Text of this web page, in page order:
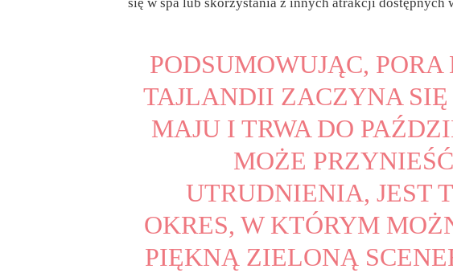
się w spa lub skorzystania z innych atrakcji dostępnych
PODSUMOWUJĄC, PORA
TAJLANDII ZACZYNA
MAJU I TRWA DO
MOŻE
UTRUDNIENIA, JEST
OKRES, W KTÓRYM
PIĘKNĄ ZIELONĄ